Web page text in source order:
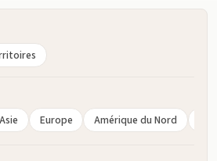
Asie Europe Amérique du Nord